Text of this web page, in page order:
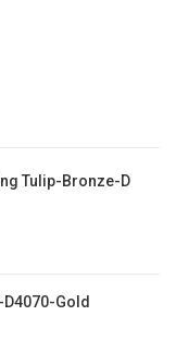
Tulip-Bronze-D
Gold